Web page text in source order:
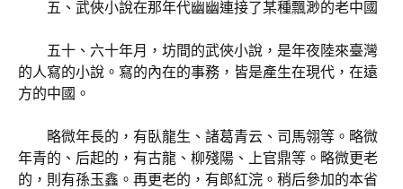
五、武俠小說在那年代幽幽連接了某種飄渺的老中國
五十、六十年月，坊間的武俠小說，是年夜陸來臺灣
的人寫的小說。寫的內在的事務，皆是產生在現代，在遠
方的中國。
略微年長的，有臥龍生、諸葛青云、司馬翎等。略微
年青的、后起的，有古龍、柳殘陽、上官鼎等。略微更老
的，則有孫玉鑫。再更老的，有郎紅浣。稍后參加的本省